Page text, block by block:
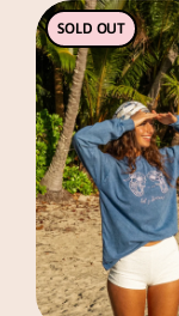
SOLD OUT
Ten
ma
wiele
na